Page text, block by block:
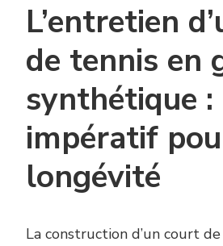
L’entretien
de tennis en
synthétique :
impératif
longévité
La construction d’un court